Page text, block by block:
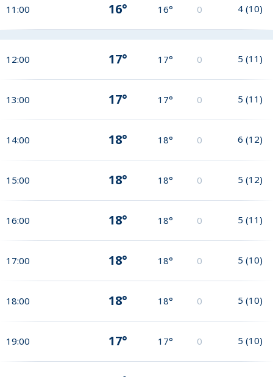
11:00 16° 16° 0 4 (10)
12:00 17° 17° 0 5 (11)
13:00 17° 17° 0 5 (11)
14:00 18° 18° 0 6 (12)
15:00 18° 18° 0 5 (12)
16:00 18° 18° 0 5 (11)
17:00 18° 18° 0 5 (10)
18:00 18° 18° 0 5 (10)
19:00 17° 17° 0 5 (10)